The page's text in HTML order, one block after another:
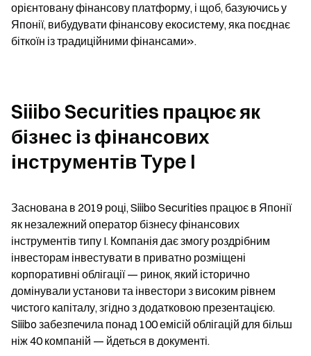
орієнтовану фінансову платформу, і щоб, базуючись у
Японії, вибудувати фінансову екосистему, яка поєднає
біткоїн із традиційними фінансами».
Siiibo Securities працює як
бізнес із фінансових
інструментів Type I
Заснована в 2019 році, Siiibo Securities працює в Японії
як незалежний оператор бізнесу фінансових
інструментів типу I. Компанія дає змогу роздрібним
інвесторам інвестувати в приватно розміщені
корпоративні облігації — ринок, який історично
домінували установи та інвестори з високим рівнем
чистого капіталу, згідно з додатковою презентацією.
Siiibo забезпечила понад 100 емісій облігацій для більш
ніж 40 компаній — йдеться в документі.